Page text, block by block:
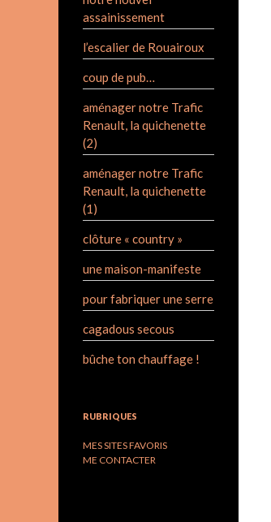
assainissement
l’escalier de Rouairoux
coup de pub…
aménager notre Trafic
Renault, la quichenette
(2)
aménager notre Trafic
Renault, la quichenette
(1)
clôture « country »
une maison-manifeste
pour fabriquer une serre
cagadous secous
bûche ton chauffage !
RUBRIQUES
MES SITES FAVORIS
ME CONTACTER